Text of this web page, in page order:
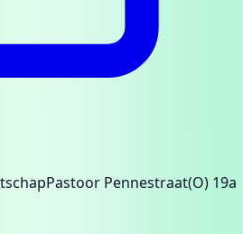
Pastoor Pennestraat(O) 19a